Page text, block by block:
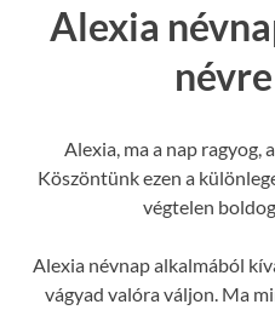
Alexia
Alexia, ma a nap ragyog,
Köszöntünk ezen a
végtelen
Alexia névnap alkalmából
vágyad valóra váljon. Ma